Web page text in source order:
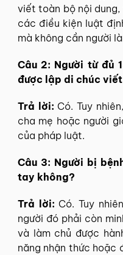
viết toàn bộ nội
các điều kiện luật
mà không cần người
Câu 2: Người từ đủ
được lập di chúc
Trả lời: Có. Tuy
cha mẹ hoặc người
của pháp luật.
Câu 3: Người bị
tay không?
Trả lời: Có. Tuy
người đó phải còn
và làm chủ được
năng nhận thức hoặc